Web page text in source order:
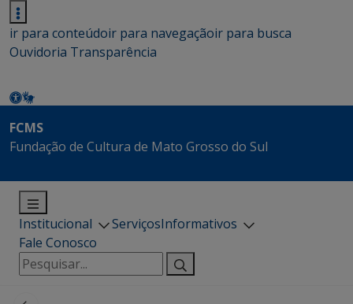
ir para conteúdoir para navegaçãoir para busca
Ouvidoria Transparência
FCMS
Fundação de Cultura de Mato Grosso do Sul
Institucional ServiçosInformativos
Fale Conosco
Pesquisar
por: